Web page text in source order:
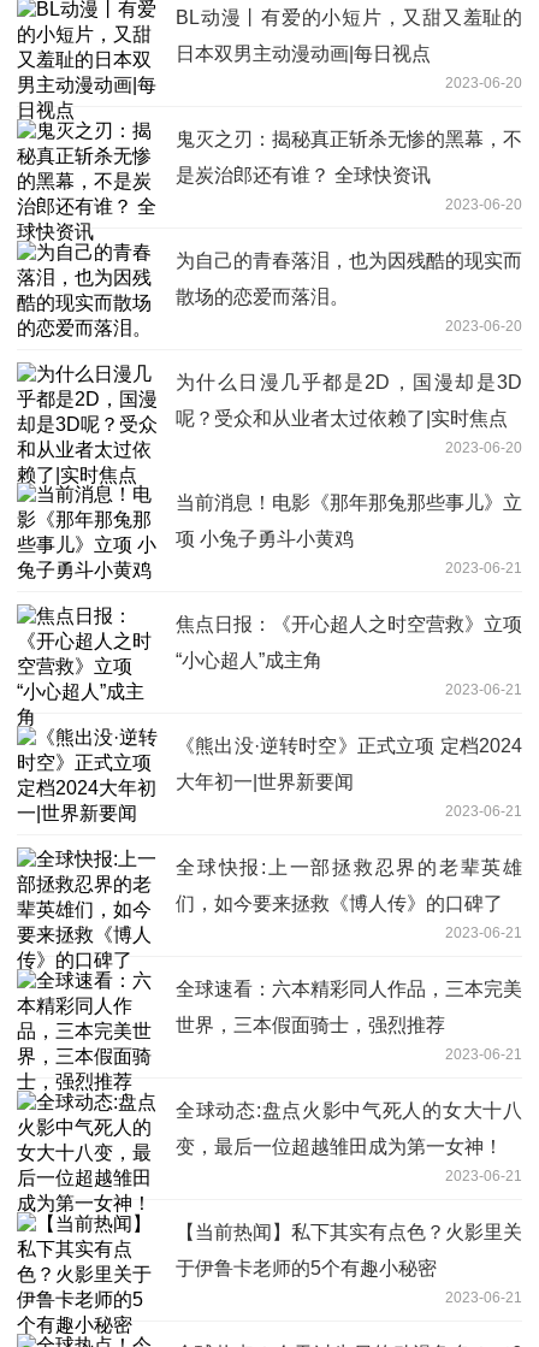
BL动漫丨有爱的小短片，又甜又羞耻的
日本双男主动漫动画|每日视点
2023-06-20
鬼灭之刃：揭秘真正斩杀无惨的黑幕，不
是炭治郎还有谁？ 全球快资讯
2023-06-20
为自己的青春落泪，也为因残酷的现实而
散场的恋爱而落泪。
2023-06-20
为什么日漫几乎都是2D，国漫却是3D
呢？受众和从业者太过依赖了|实时焦点
2023-06-20
当前消息！电影《那年那兔那些事儿》立
项 小兔子勇斗小黄鸡
2023-06-21
焦点日报：《开心超人之时空营救》立项
“小心超人”成主角
2023-06-21
《熊出没·逆转时空》正式立项 定档2024
大年初一|世界新要闻
2023-06-21
全球快报:上一部拯救忍界的老辈英雄
们，如今要来拯救《博人传》的口碑了
2023-06-21
全球速看：六本精彩同人作品，三本完美
世界，三本假面骑士，强烈推荐
2023-06-21
全球动态:盘点火影中气死人的女大十八
变，最后一位超越雏田成为第一女神！
2023-06-21
【当前热闻】私下其实有点色？火影里关
于伊鲁卡老师的5个有趣小秘密
2023-06-21